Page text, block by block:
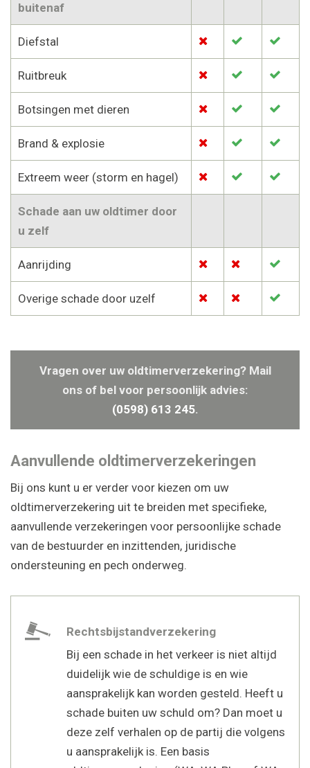
buitenaf
Diefstal
Ruitbreuk
Botsingen met dieren
Brand & explosie
Extreem weer (storm en hagel)
Schade aan uw oldtimer door
u zelf
Aanrijding
Overige schade door uzelf
Vragen over uw oldtimerverzekering? Mail
ons of bel voor persoonlijk advies:
(0598) 613 245.
Aanvullende oldtimerverzekeringen
Bij ons kunt u er verder voor kiezen om uw
oldtimerverzekering uit te breiden met specifieke,
aanvullende verzekeringen voor persoonlijke schade
van de bestuurder en inzittenden, juridische
ondersteuning en pech onderweg.
Rechtsbijstandverzekering
Bij een schade in het verkeer is niet altijd
duidelijk wie de schuldige is en wie
aansprakelijk kan worden gesteld. Heeft u
schade buiten uw schuld om? Dan moet u
deze zelf verhalen op de partij die volgens
u aansprakelijk is. Een basis